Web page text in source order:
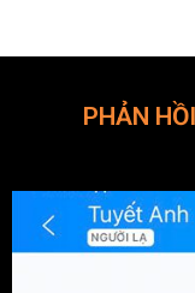
PHẢN